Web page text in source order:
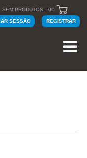
SEM PRODUTOS - 0€
SESSÃO REGISTRAR